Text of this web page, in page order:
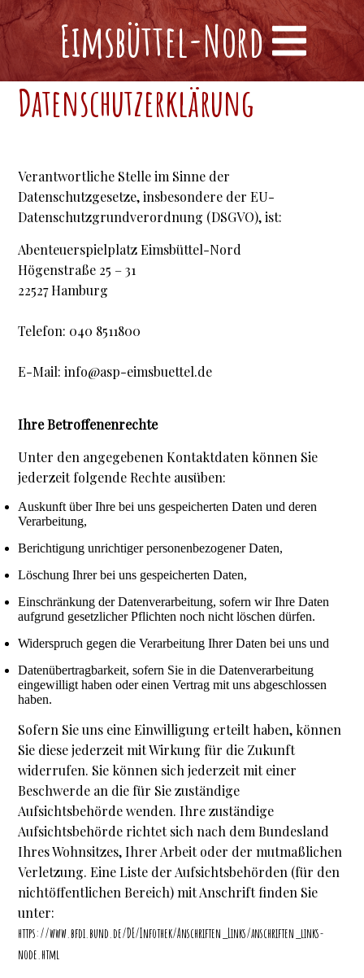
Eimsbüttel-Nord
Das Haus
Datenschutzerklärung
Haftungsausschluss
Datenschutzerklärung
Verantwortliche Stelle im Sinne der
Datenschutzgesetze, insbesondere der EU-
Datenschutzgrundverordnung (DSGVO), ist:
Abenteuerspielplatz Eimsbüttel-Nord
Högenstraße 25 – 31
22527 Hamburg
Telefon: 040 8511800
E-Mail: info@asp-eimsbuettel.de
Ihre Betroffenenrechte
Unter den angegebenen Kontaktdaten können Sie
jederzeit folgende Rechte ausüben:
Auskunft über Ihre bei uns gespeicherten Daten und deren
Verarbeitung,
Berichtigung unrichtiger personenbezogener Daten,
Löschung Ihrer bei uns gespeicherten Daten,
Einschränkung der Datenverarbeitung, sofern wir Ihre Daten
aufgrund gesetzlicher Pflichten noch nicht löschen dürfen.
Widerspruch gegen die Verarbeitung Ihrer Daten bei uns und
Datenübertragbarkeit, sofern Sie in die Datenverarbeitung
eingewilligt haben oder einen Vertrag mit uns abgeschlossen
haben.
Sofern Sie uns eine Einwilligung erteilt haben, können
Sie diese jederzeit mit Wirkung für die Zukunft
widerrufen. Sie können sich jederzeit mit einer
Beschwerde an die für Sie zuständige
Aufsichtsbehörde wenden. Ihre zuständige
Aufsichtsbehörde richtet sich nach dem Bundesland
Ihres Wohnsitzes, Ihrer Arbeit oder der mutmaßlichen
Verletzung. Eine Liste der Aufsichtsbehörden (für den
nichtöffentlichen Bereich) mit Anschrift finden Sie
unter:
https://www.bfdi.bund.de/DE/Infothek/Anschriften_Links/anschriften_links-
node.html